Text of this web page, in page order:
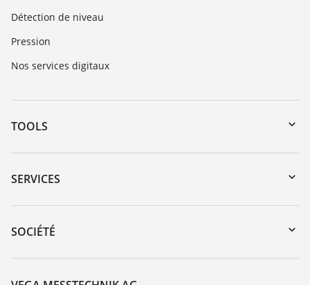
Détection de niveau
Pression
Nos services digitaux
TOOLS
Téléchargements
Recherche par numéro de série
DTM Collection/PACTware
SERVICES
Retour d'appareil
Formations
Liste de compatibilité chimique
SOCIÉTÉ
À propos de VEGA
Contact